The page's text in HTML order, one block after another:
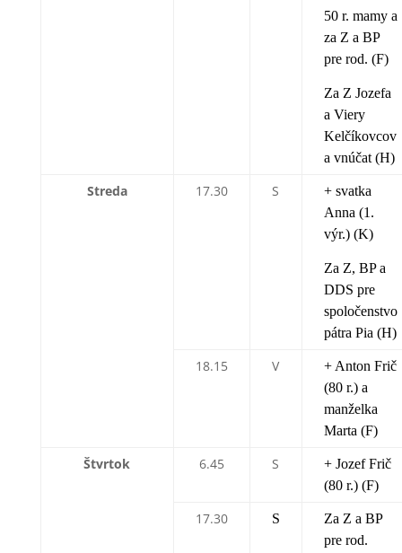
50 r. mamy a
za Z a BP
pre rod. (F)
Za Z Jozefa
a Viery
Kelčíkovcov
a vnúčat (H)
Streda 17.30 S
+ svatka
Anna (1.
výr.) (K)
Za Z, BP a
DDS pre
spoločenstvo
pátra Pia (H)
18.15 V
+ Anton Frič
(80 r.) a
manželka
Marta (F)
Štvrtok 6.45 S
+ Jozef Frič
(80 r.) (F)
17.30 S
Za Z a BP
pre rod.